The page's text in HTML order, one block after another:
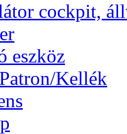
cockpit,
eszköz
Kellék